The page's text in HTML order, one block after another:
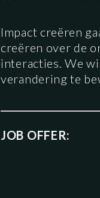
Impact creëren
creëren over de
interacties. We
verandering te
JOB OFFER: